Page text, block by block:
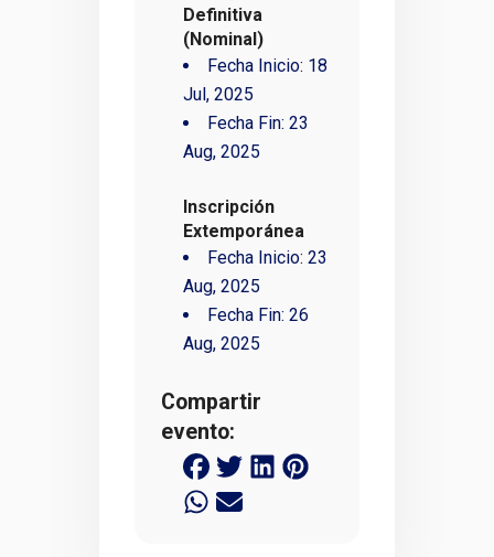
Definitiva
(Nominal)
Fecha Inicio: 18
Jul, 2025
Fecha Fin: 23
Aug, 2025
Inscripción
Extemporánea
Fecha Inicio: 23
Aug, 2025
Fecha Fin: 26
Aug, 2025
Compartir
evento: